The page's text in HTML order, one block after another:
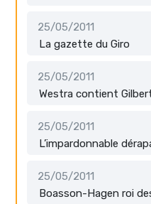
25/05/2011
La gazette du Giro
25/05/2011
Westra contient
25/05/2011
L’impardonnable
25/05/2011
Boasson-Hagen roi